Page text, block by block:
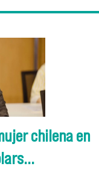
chilena en